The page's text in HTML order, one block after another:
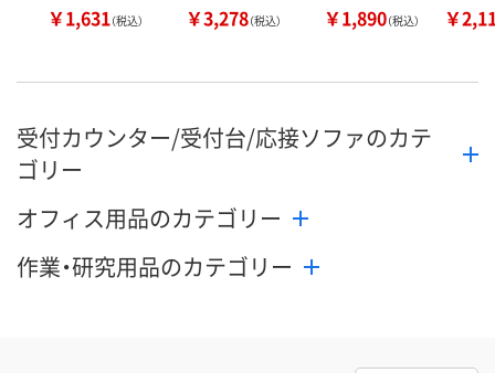
￥1,631（税込） ￥3,278（税込） ￥1,890（税込） ￥
受付カウンター/受付台/応接ソファのカテ
ゴリー
オフィス用品のカテゴリー
作業・研究用品のカテゴリー